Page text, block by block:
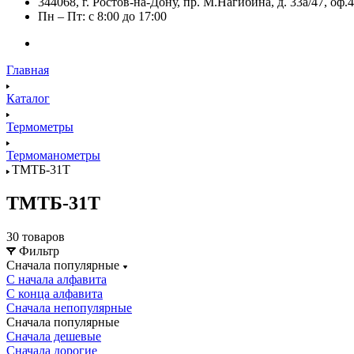
Пн – Пт: с 8:00 до 17:00
Главная
Каталог
Термометры
Термоманометры
ТМТБ-31Т
ТМТБ-31Т
30 товаров
Фильтр
Сначала популярные
С начала алфавита
С конца алфавита
Сначала непопулярные
Сначала популярные
Сначала дешевые
Сначала дорогие